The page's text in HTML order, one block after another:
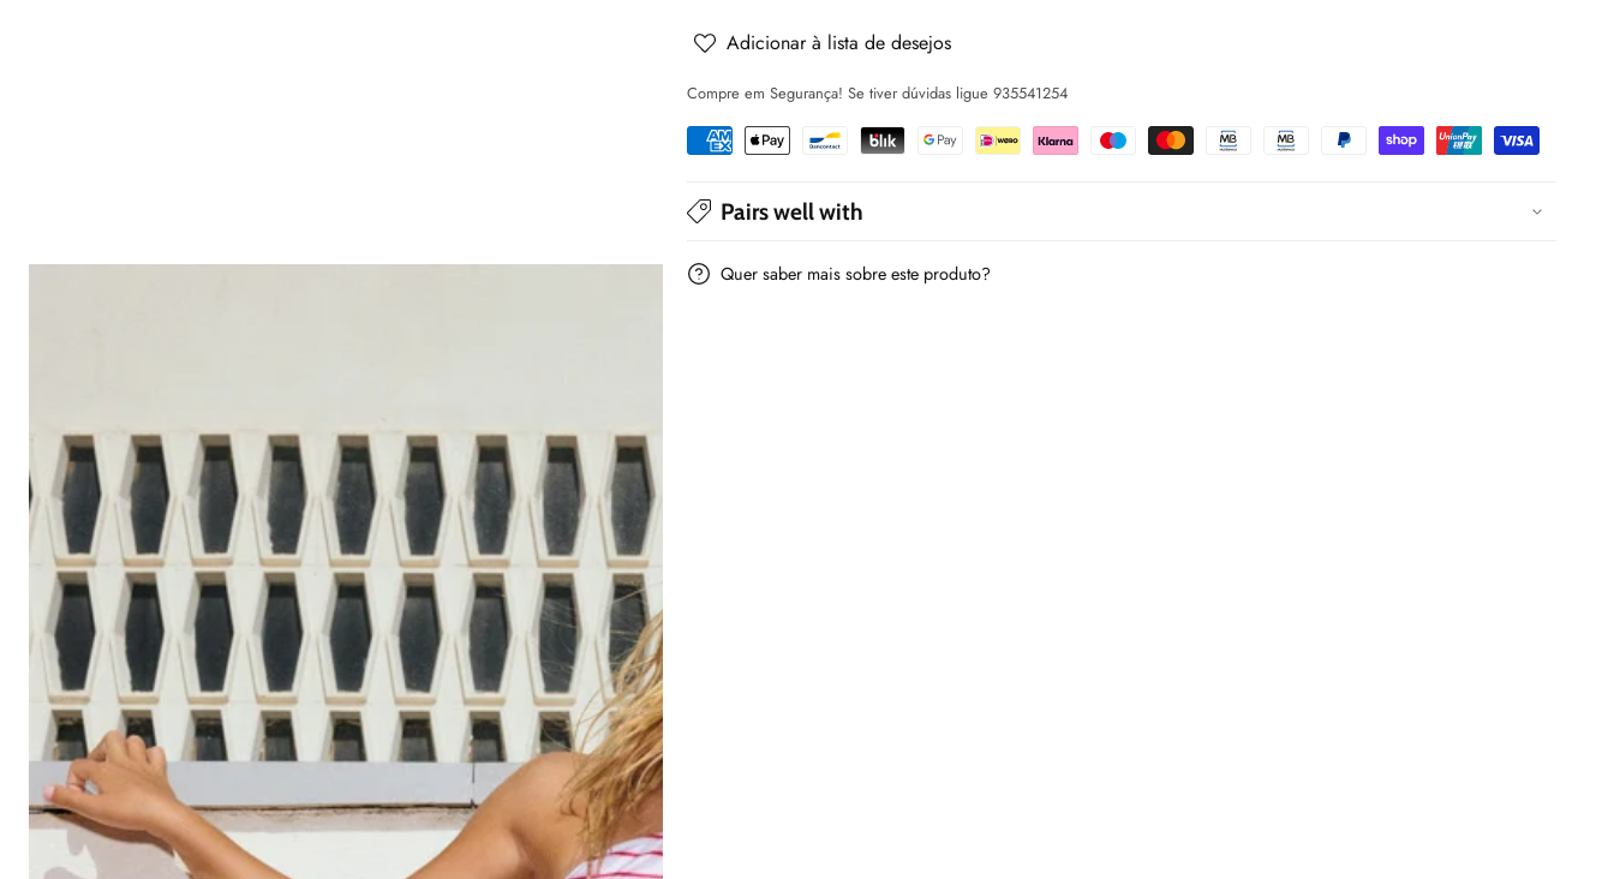
ganga
Claro
-
Mayoral
ganga
Claro
Mayoral
Adicionar à lista de desejos
Compre em Segurança! Se tiver dúvidas ligue 935541254
Pairs well with
Quer saber mais sobre este produto?